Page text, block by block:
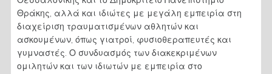
Θράκης, αλλά και ιδιώτες με μεγάλη εμπειρία στη
διαχείριση τραυματισμένων αθλητών και
ασκουμένων, όπως γιατροί, φυσιοθεραπευτές και
γυμναστές. Ο συνδυασμός των διακεκριμένων
ομιλητών και των ιδιωτών με εμπειρία στο